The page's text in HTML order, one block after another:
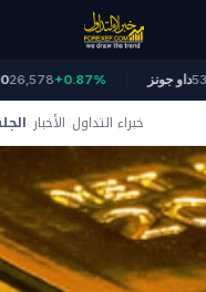
+0.87% داو جونز53,949
خبراء التداول الأخبار